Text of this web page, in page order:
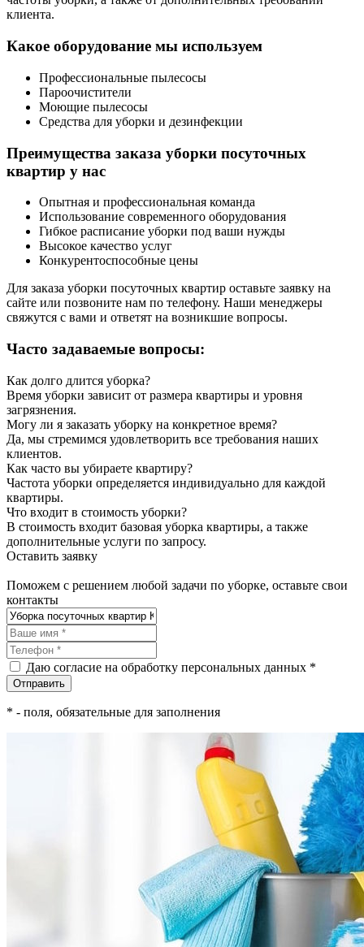
клиента.
Какое оборудование мы используем
Профессиональные пылесосы
Пароочистители
Моющие пылесосы
Средства для уборки и дезинфекции
Преимущества заказа уборки посуточных
квартир у нас
Опытная и профессиональная команда
Использование современного оборудования
Гибкое расписание уборки под ваши нужды
Высокое качество услуг
Конкурентоспособные цены
Для заказа уборки посуточных квартир оставьте заявку на
сайте или позвоните нам по телефону. Наши менеджеры
свяжутся с вами и ответят на возникшие вопросы.
Часто задаваемые вопросы:
Как долго длится уборка?
Время уборки зависит от размера квартиры и уровня
загрязнения.
Могу ли я заказать уборку на конкретное время?
Да, мы стремимся удовлетворить все требования наших
клиентов.
Как часто вы убираете квартиру?
Частота уборки определяется индивидуально для каждой
квартиры.
Что входит в стоимость уборки?
В стоимость входит базовая уборка квартиры, а также
дополнительные услуги по запросу.
Оставить заявку
Поможем с решением любой задачи по уборке, оставьте свои
контакты
Даю согласие на обработку персональных данных *
* - поля, обязательные для заполнения